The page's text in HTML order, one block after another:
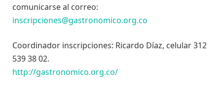
comunicarse al correo:
inscripciones@gastronomico.org.co
Coordinador inscripciones: Ricardo Díaz, celular 312
539 38 02.
http://gastronomico.org.co/